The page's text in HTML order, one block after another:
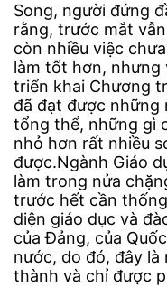
Song, người đứng
rằng, trước mắt
còn nhiều việc
làm tốt hơn, nhưng
triển khai Chương
đã đạt được những
tổng thể, những gì
nhỏ hơn rất nhiều
được.Ngành Giáo
làm trong nửa
trước hết cần
diện giáo dục và
của Đảng, của
nước, do đó, đây là
thành và chỉ được